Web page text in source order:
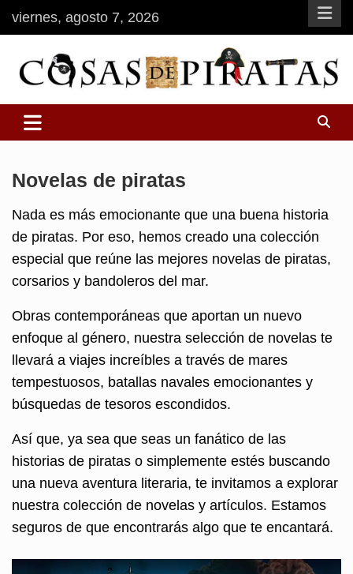
Saltar
al
contenido
viernes, agosto 7, 2026
Cosas de Piratas
Novelas de piratas
Nada es más emocionante que una buena historia
de piratas. Por eso, hemos creado una colección
especial que reúne las mejores novelas de piratas,
corsarios y bandoleros del mar.
Obras contemporáneas que aportan un nuevo
enfoque al género, nuestra selección de novelas te
llevará a viajes increíbles a través de mares
tempestuosos, batallas navales emocionantes y
búsquedas de tesoros escondidos.
Así que, ya sea que seas un fanático de las
historias de piratas o simplemente estés buscando
una nueva aventura literaria, te invitamos a explorar
nuestra colección de novelas y artículos. Estamos
seguros de que encontrarás algo que te encantará.